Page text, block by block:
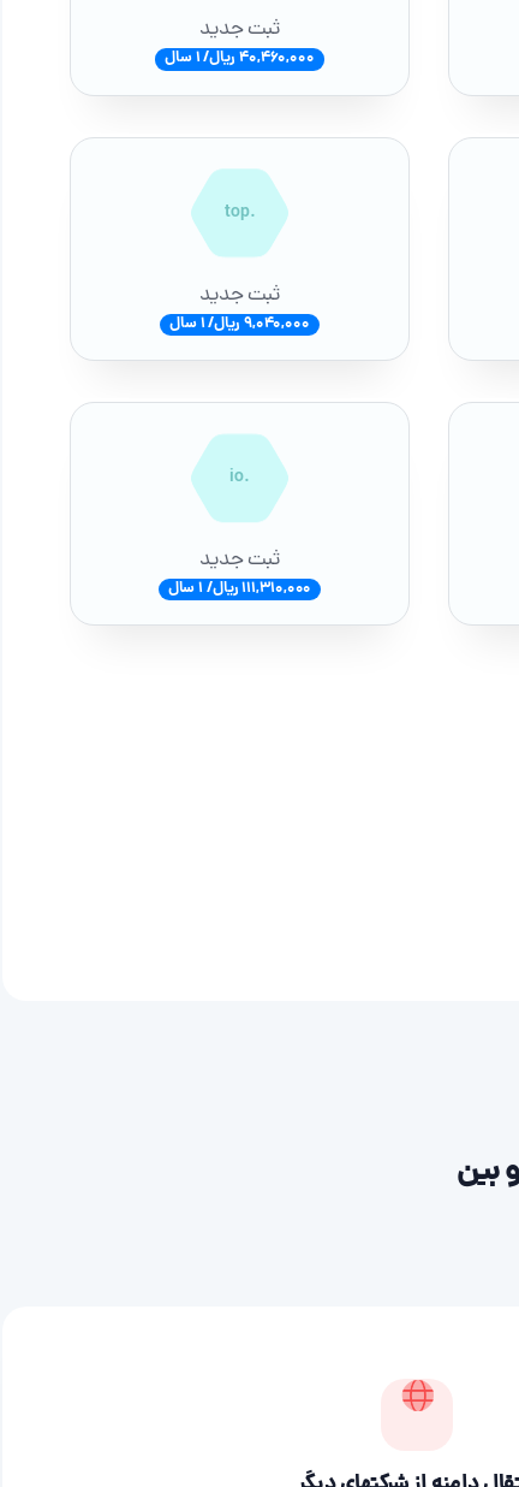
ثبت جدید
40,460,000 ریال/ 1 سال
.top
ثبت جدید
9,040,000 ریال/ 1 سال
.io
ثبت جدید
111,310,000 ریال/ 1 سال
بین